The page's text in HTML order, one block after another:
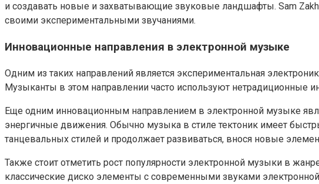
и создавать новые и захватывающие звуковые ландшафты. Sam
своими экспериментальными звучаниями.
Инновационные направления в электронной музыке
Одним из таких направлений является экспериментальная
Музыканты в этом направлении часто используют нетрадиционные
Еще одним инновационным направлением в электронной музыке
энергичные движения. Обычно музыка в стиле тектоник имеет
танцевальных стилей и продолжает развиваться, внося новые
Также стоит отметить рост популярности электронной музыки в
классические диско элементы с современными звуками